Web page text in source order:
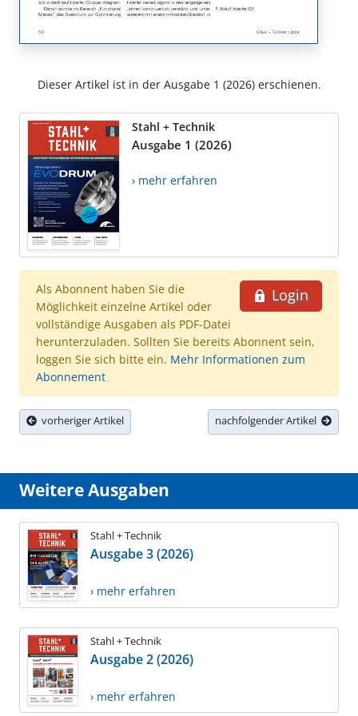
Dieser Artikel ist in der Ausgabe 1 (2026) erschienen.
Stahl + Technik
Ausgabe 1 (2026)
› mehr erfahren
Login
Als Abonnent haben Sie die
Möglichkeit einzelne Artikel oder
vollständige Ausgaben als PDF-Datei
herunterzuladen. Sollten Sie bereits Abonnent sein,
loggen Sie sich bitte ein. Mehr Informationen zum
Abonnement
vorheriger Artikel nachfolgender Artikel
Weitere Ausgaben
Stahl + Technik
Ausgabe 3 (2026)
› mehr erfahren
Stahl + Technik
Ausgabe 2 (2026)
› mehr erfahren